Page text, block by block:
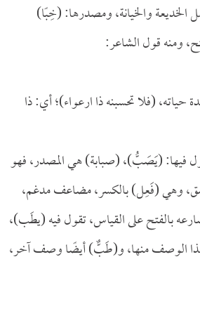
والخيانة، ومصدرها: (خِبًا)
ومنه قول الشاعر:
(فلا تحسبنه ذا ارعواء)؛ أي: ذا
فيها: (يَصَبُّ)، (صبابة) هي المصدر، فهو
وهي (فَعِل) بالكسر، مضاعف مدغم،
بالفتح على القياس، تقول فيه (يطَب)،
هذا الوصف منها، و(طَبٌّ) أيضًا وصف آخر،